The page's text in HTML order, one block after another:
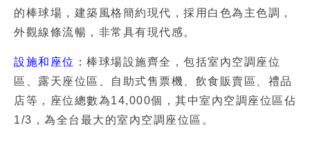
的棒球場，建築風格簡約現代，採用白色為主色調，
外觀線條流暢，非常具有現代感。
設施和座位： 棒球場設施齊全，包括室內空調座位
區、露天座位區、自助式售票機、飲食販賣區、禮品
店等，座位總數為14,000個，其中室內空調座位區佔
1/3，為全台最大的室內空調座位區。